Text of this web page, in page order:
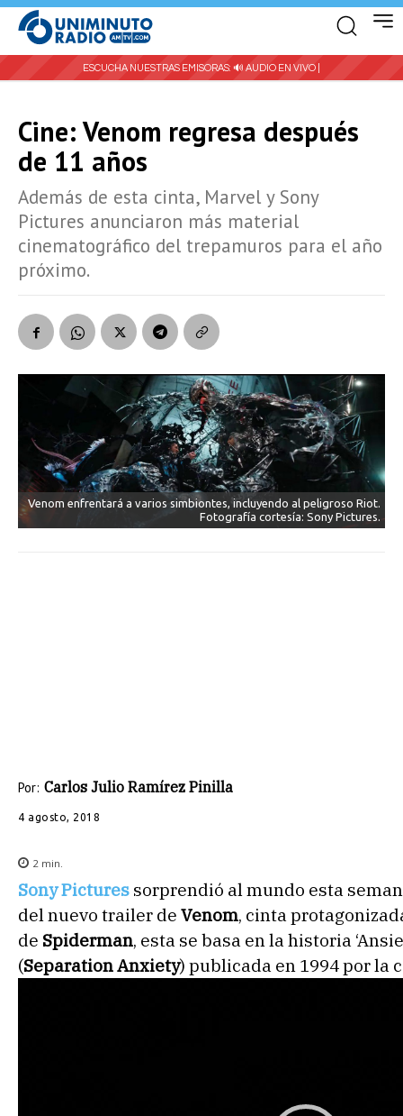
ESCUCHA NUESTRAS EMISORAS: 🔊 AUDIO EN VIVO |
Cine: Venom regresa después
de 11 años
Además de esta cinta, Marvel y Sony
Pictures anunciaron más material
cinematográfico del trepamuros para el año
próximo.
Venom enfrentará a varios simbiontes, incluyendo al peligroso Riot.
Fotografía cortesía: Sony Pictures.
Por: Carlos Julio Ramírez Pinilla
4 agosto, 2018
2 min.
Sony Pictures sorprendió al mundo esta
del nuevo trailer de Venom, cinta
de Spiderman, esta se basa en la historia
(Separation Anxiety) publicada en 1994 por la